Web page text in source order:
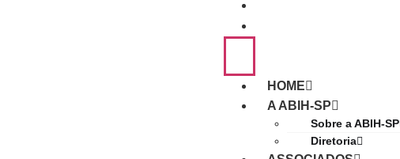
HOME
A ABIH-SP
Sobre a ABIH-SP
Diretoria